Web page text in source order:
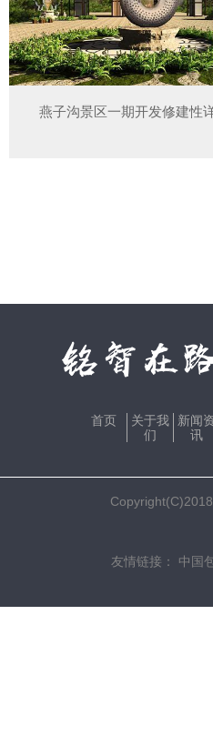
燕子沟景区一期开发修建性
首页
关于我
们
新闻
讯
友情链接： 中国